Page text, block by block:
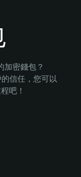
密錢包？
信任，您可以
吧！